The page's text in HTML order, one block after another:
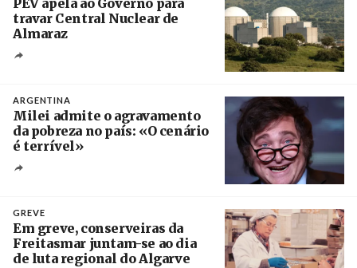
PEV apela ao Governo para
travar Central Nuclear de
Almaraz
ARGENTINA
Milei admite o agravamento
da pobreza no país: «O cenário
é terrível»
GREVE
Em greve, conserveiras da
Freitasmar juntam-se ao dia
de luta regional do Algarve